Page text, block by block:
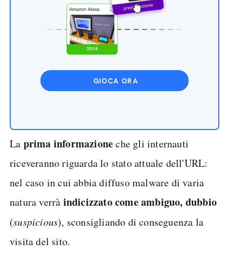
GIOCA ORA
La prima informazioneche gli internauti
riceveranno riguarda lo stato attuale dell'URL:
nel caso in cui abbia diffuso malware di varia
natura verrà indicizzato come ambiguo, dubbio
(suspicious), sconsigliando di conseguenza la
visita del sito.